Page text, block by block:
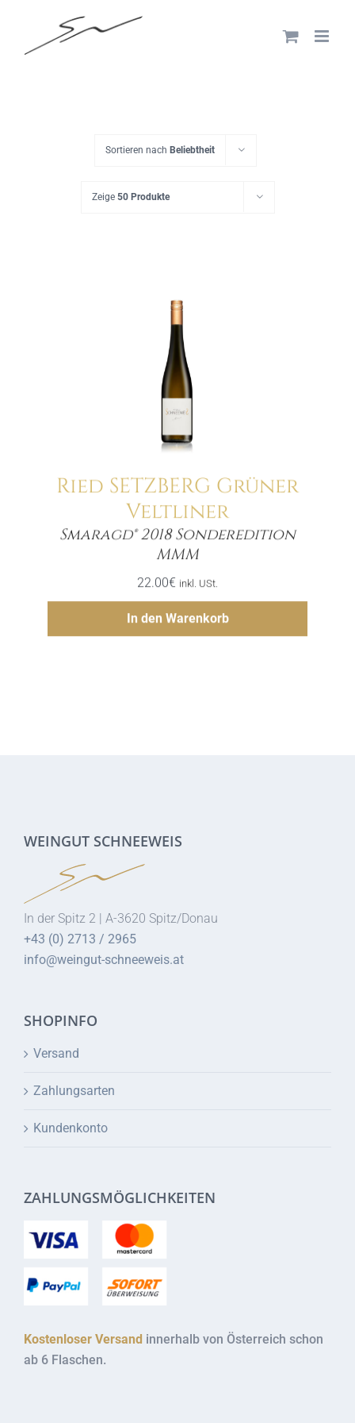
content
Sortieren nach Beliebtheit
Zeige 50 Produkte
Ried SETZBERG Grüner
Veltliner
Smaragd® 2018 Sonderedition
MMM
22.00€ inkl. USt.
In den Warenkorb
Menge
Hinzufügen
WEINGUT SCHNEEWEIS
In der Spitz 2 | A-3620 Spitz/Donau
+43 (0) 2713 / 2965
info@weingut-schneeweis.at
SHOPINFO
Versand
Zahlungsarten
Kundenkonto
ZAHLUNGSMÖGLICHKEITEN
Kostenloser Versand innerhalb von Österreich schon
ab 6 Flaschen.